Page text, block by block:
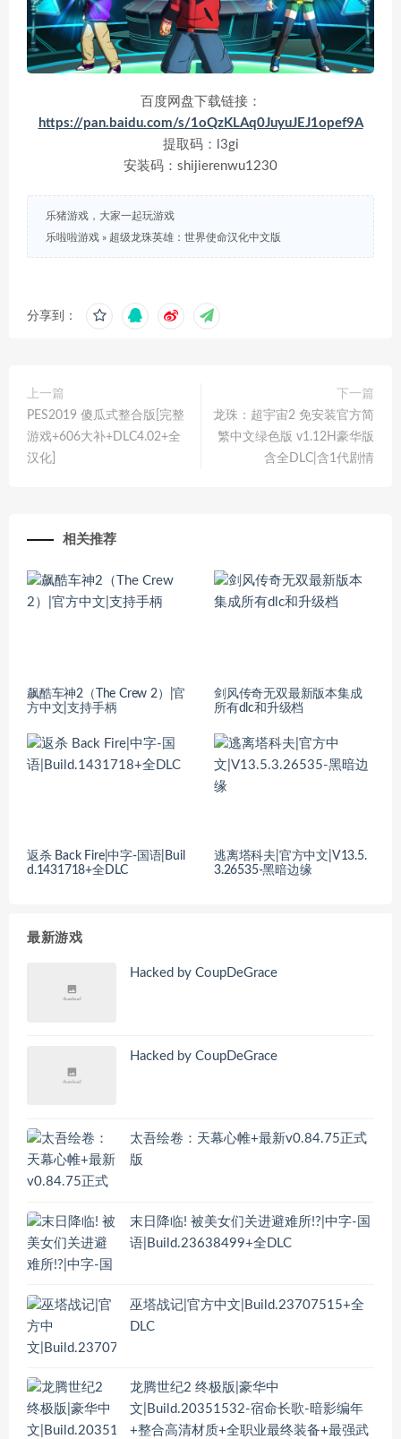
百度网盘下载链接：
https://pan.baidu.com/s/1oQzKLAq0JuyuJEJ1opef9A
提取码：l3gi
安装码：shijierenwu1230
乐猪游戏，大家一起玩游戏
乐啦啦游戏 » 超级龙珠英雄：世界使命汉化中文版
分享到：
上一篇
PES2019 傻瓜式整合版[完整
游戏+606大补+DLC4.02+全
汉化]
下一篇
龙珠：超宇宙2 免安装官方简
繁中文绿色版 v1.12H豪华版
含全DLC|含1代剧情
相关推荐
飙酷车神2（The Crew 2）|官
方中文|支持手柄
剑风传奇无双最新版本集成
所有dlc和升级档
返杀 Back Fire|中字-国语|Buil
d.1431718+全DLC
逃离塔科夫|官方中文|V13.5.
3.26535-黑暗边缘
最新游戏
Hacked by CoupDeGrace
Hacked by CoupDeGrace
太吾绘卷：天幕心帷+最新v0.84.75正式
版
末日降临! 被美女们关进避难所!?|中字-国
语|Build.23638499+全DLC
巫塔战记|官方中文|Build.23707515+全
DLC
龙腾世纪2 终极版|豪华中
文|Build.20351532-宿命长歌-暗影编年
+整合高清材质+全职业最终装备+最强武